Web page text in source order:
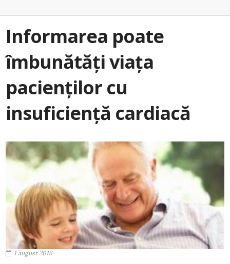
Informarea poate
îmbunătăți viața
pacienților cu
insuficiență cardiacă
1 august 2016